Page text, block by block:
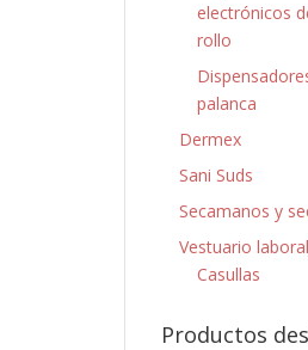
electrónicos
rollo
palanca
Dermex
Sani Suds
Secamanos y
Vestuario laboral
Casullas
Productos